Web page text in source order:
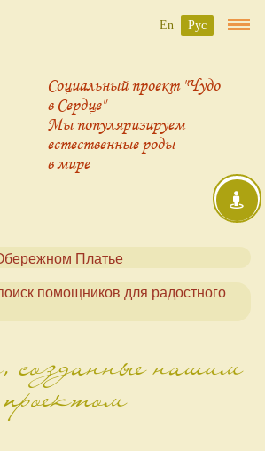
Социальный проект "Чудо
в Сердце"
Мы популяризируем
естественные роды
в мире
нашим
проектом
En Рус